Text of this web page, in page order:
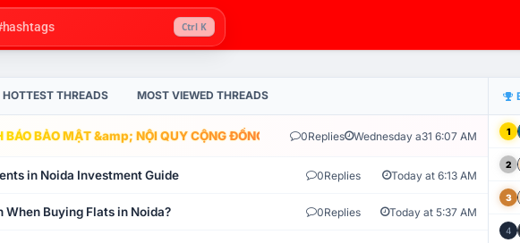
Ctrl K
HOTTEST THREADS MOST VIEWED THREADS
BÁO BẢO MẬT &amp; NỘI QUY CỘNG ĐỒNG VLIKE.VN: HỆ THỐNG GIÁM SÁT TỰ
0Replies Wednesday a31 6:07 AM
in Noida Investment Guide 0Replies Today at 6:13 AM
When Buying Flats in Noida? 0Replies Today at 5:37 AM
1
2
3
4